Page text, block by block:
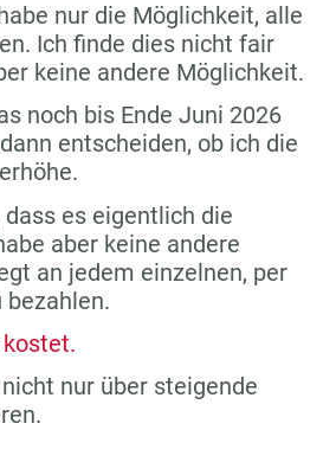
nur die Möglichkeit, alle
Ich finde dies nicht fair
keine andere Möglichkeit.
noch bis Ende Juni 2026
entscheiden, ob ich die
es eigentlich die
aber keine andere
an jedem einzelnen, per
bezahlen.
nur über steigende